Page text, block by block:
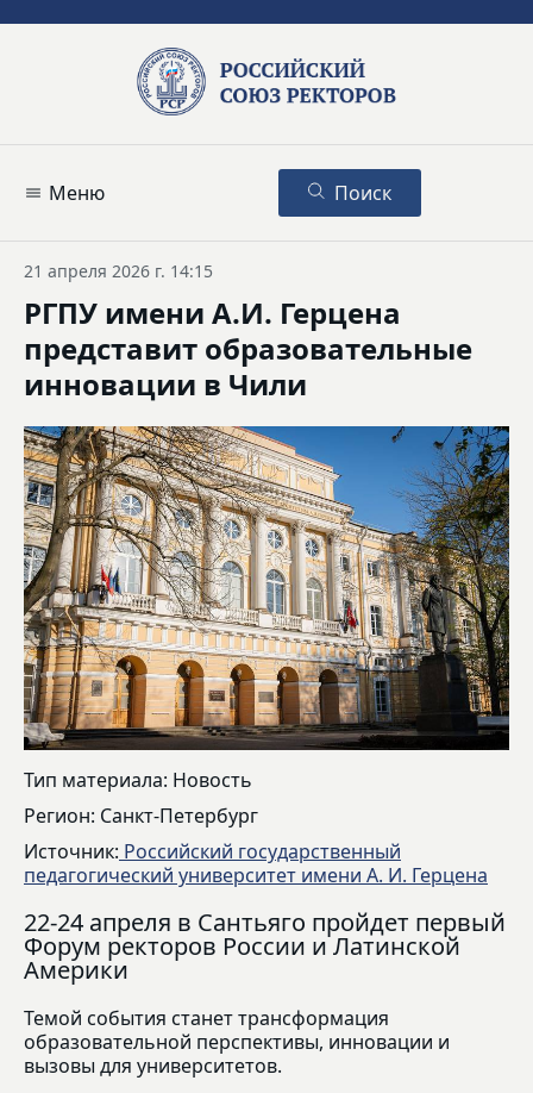
Меню Поиск
21 апреля 2026 г. 14:15
РГПУ имени А.И. Герцена
представит образовательные
инновации в Чили
Тип материала: Новость
Регион: Санкт-Петербург
Источник: Российский государственный
педагогический университет имени А. И. Герцена
22-24 апреля в Сантьяго пройдет первый
Форум ректоров России и Латинской
Америки
Темой события станет трансформация
образовательной перспективы, инновации и
вызовы для университетов.